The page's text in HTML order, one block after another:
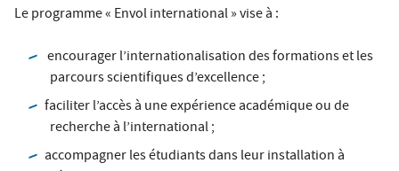
Le programme « Envol international » vise à :
encourager l’internationalisation des formations et les
parcours scientifiques d’excellence ;
faciliter l’accès à une expérience académique ou de
recherche à l’international ;
accompagner les étudiants dans leur installation à